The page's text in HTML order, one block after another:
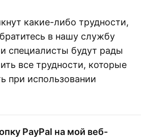
какие-либо трудности,
в нашу службу
специалисты будут рады
все трудности, которые
при использовании
PayPal на мой веб-